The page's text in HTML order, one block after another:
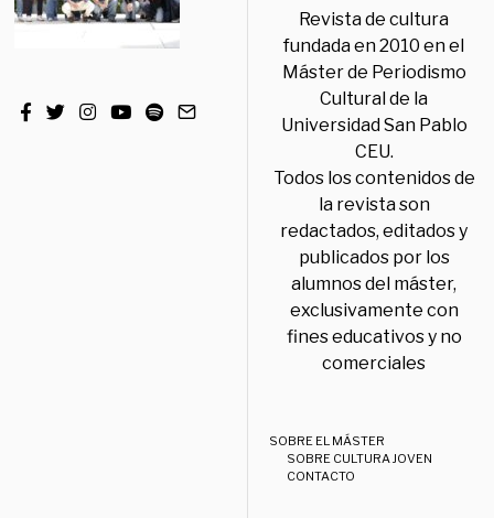
Revista de cultura
fundada en 2010 en el
Máster de Periodismo
Cultural de la
Universidad San Pablo
CEU.
Todos los contenidos de
la revista son
redactados, editados y
publicados por los
alumnos del máster,
exclusivamente con
fines educativos y no
comerciales
SOBRE EL MÁSTER
SOBRE CULTURA JOVEN
CONTACTO